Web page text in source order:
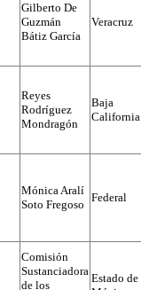
Gilberto De
Guzmán
Bátiz García
Veracruz
Reyes
Rodríguez
Mondragón
Baja
California
Mónica Aralí
Soto Fregoso
Federal
Comisión
Sustanciadora
de los
Estado de